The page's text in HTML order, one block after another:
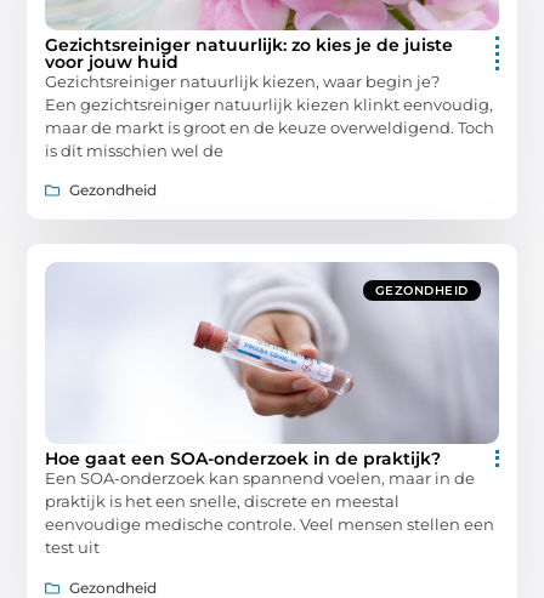
Gezichtsreiniger natuurlijk: zo kies je de juiste
voor jouw huid
Gezichtsreiniger natuurlijk kiezen, waar begin je?
Een gezichtsreiniger natuurlijk kiezen klinkt eenvoudig,
maar de markt is groot en de keuze overweldigend. Toch
is dit misschien wel de
Gezondheid
GEZONDHEID
Hoe gaat een SOA-onderzoek in de praktijk?
Een SOA-onderzoek kan spannend voelen, maar in de
praktijk is het een snelle, discrete en meestal
eenvoudige medische controle. Veel mensen stellen een
test uit
Gezondheid